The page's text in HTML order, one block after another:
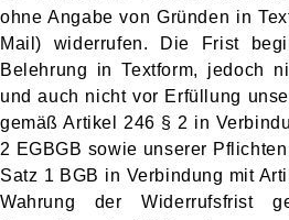
ohne Angabe von Gründen in
Mail) widerrufen. Die Frist
Belehrung in Textform, jedoch
und auch nicht vor Erfüllung
gemäß Artikel 246 § 2 in
2 EGBGB sowie unserer
Satz 1 BGB in Verbindung mit
Wahrung der Widerrufsfrist